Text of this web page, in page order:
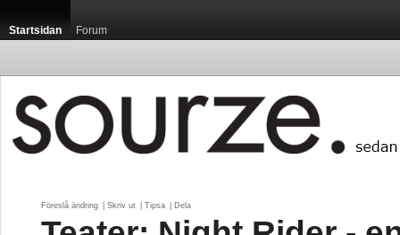
Startsidan Forum
Föreslå ändring Skriv ut Tipsa Dela